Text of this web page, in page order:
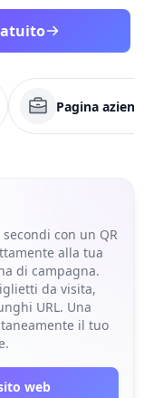
Pagina aziendale
con un QR
alla tua
di campagna.
da visita,
URL. Una
il tuo
web